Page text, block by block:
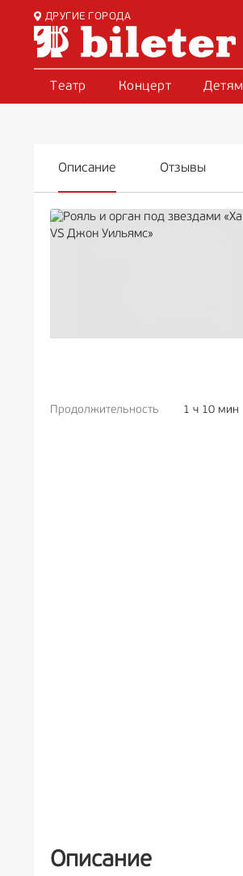
ДРУГИЕ ГОРОДА
Театр Концерт Детям
Описание Отзывы
Продолжительность 1 ч 10 мин
Описание